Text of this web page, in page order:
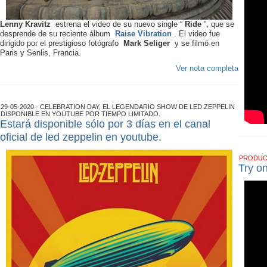
Lenny Kravitz estrena el video de su nuevo single “ Ride ”, que se
desprende de su reciente álbum
Raise Vibration . El video fue
dirigido por el prestigioso fotógrafo
Mark Seliger y se filmó en
Paris y Senlis, Francia.
Ver nota completa
29-05-2020 - CELEBRATION DAY, EL LEGENDARIO SHOW DE LED ZEPPELIN
DISPONIBLE EN YOUTUBE POR TIEMPO LIMITADO.
Estará disponible sólo por 3 días en el canal
oficial de led zeppelin en youtube.
Try